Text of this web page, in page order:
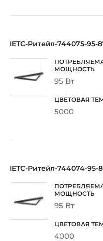
IETC-Ритейл-744075-95-
95 Вт
5000
IETC-Ритейл-744074-95-
95 Вт
4000